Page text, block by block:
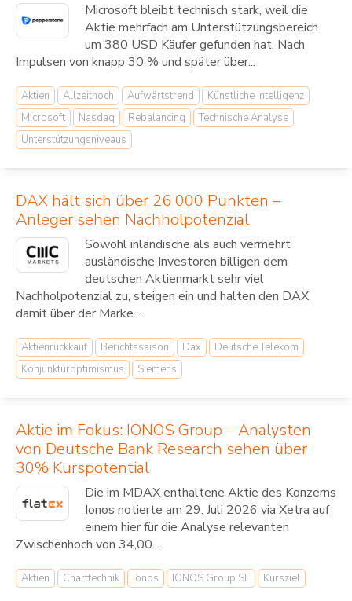
Microsoft bleibt technisch stark, weil die
Aktie mehrfach am Unterstützungsbereich
um 380 USD Käufer gefunden hat. Nach
Impulsen von knapp 30 % und später über...
Aktien Allzeithoch Aufwärtstrend
Künstliche Intelligenz
Microsoft
Nasdaq Rebalancing
Technische Analyse
Unterstützungsniveaus
DAX hält sich über 26 000 Punkten –
Anleger sehen Nachholpotenzial
Sowohl inländische als auch vermehrt
ausländische Investoren billigen dem
deutschen Aktienmarkt sehr viel
Nachholpotenzial zu, steigen ein und halten den DAX
damit über der Marke...
Aktienrückkauf Berichtssaison Dax
Deutsche Telekom
Konjunkturoptimismus
Siemens
Aktie im Fokus: IONOS Group – Analysten
von Deutsche Bank Research sehen über
30% Kurspotential
Die im MDAX enthaltene Aktie des Konzerns
Ionos notierte am 29. Juli 2026 via Xetra auf
einem hier für die Analyse relevanten
Zwischenhoch von 34,00...
Aktien Charttechnik Ionos IONOS Group SE Kursziel